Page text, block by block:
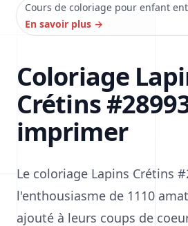
Cours de coloriage pour enfant
En savoir plus →
Coloriage
Crétins
imprimer
Le coloriage Lapins Crétins
l'enthousiasme de 1110
ajouté à leurs coups de